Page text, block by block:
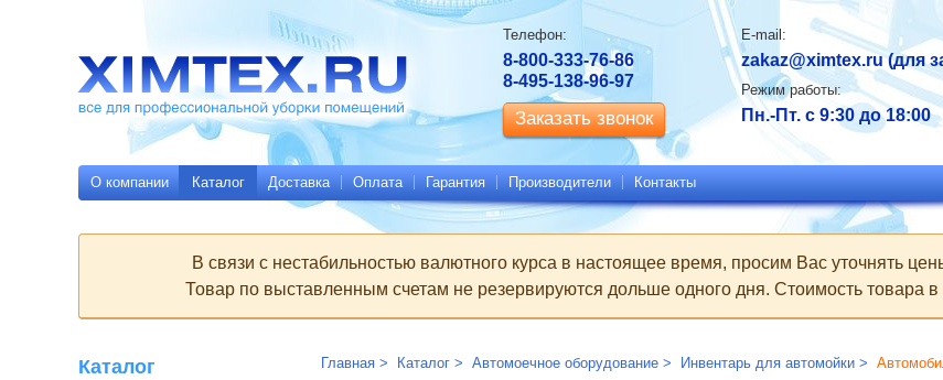
Ximtex.ru
уборки
помещений
О компании Каталог Доставка Оплата Гарантия Производители Контакты
В связи с нестабильностью валютного курса в настоящее время, просим Вас уточнять
Товар по выставленным счетам не резервируются дольше одного дня. Стоимость товара в
Каталог Главная Каталог Автомоечное оборудование Инвентарь для автомойки
Контактная
информация
Телефон:
8-800-333-76-86
8-495-138-96-97
Заказать звонок
E-mail:
zakaz@ximtex.ru(для
Режим работы:
Пн.-Пт. с 9:30 до 18:00